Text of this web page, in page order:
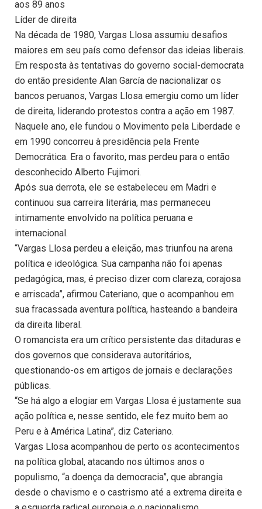
aos 89 anos
Líder de direita
Na década de 1980, Vargas Llosa assumiu desafios
maiores em seu país como defensor das ideias liberais.
Em resposta às tentativas do governo social-democrata
do então presidente Alan García de nacionalizar os
bancos peruanos, Vargas Llosa emergiu como um líder
de direita, liderando protestos contra a ação em 1987.
Naquele ano, ele fundou o Movimento pela Liberdade e
em 1990 concorreu à presidência pela Frente
Democrática. Era o favorito, mas perdeu para o então
desconhecido Alberto Fujimori.
Após sua derrota, ele se estabeleceu em Madri e
continuou sua carreira literária, mas permaneceu
intimamente envolvido na política peruana e
internacional.
“Vargas Llosa perdeu a eleição, mas triunfou na arena
política e ideológica. Sua campanha não foi apenas
pedagógica, mas, é preciso dizer com clareza, corajosa
e arriscada”, afirmou Cateriano, que o acompanhou em
sua fracassada aventura política, hasteando a bandeira
da direita liberal.
O romancista era um crítico persistente das ditaduras e
dos governos que considerava autoritários,
questionando-os em artigos de jornais e declarações
públicas.
“Se há algo a elogiar em Vargas Llosa é justamente sua
ação política e, nesse sentido, ele fez muito bem ao
Peru e à América Latina”, diz Cateriano.
Vargas Llosa acompanhou de perto os acontecimentos
na política global, atacando nos últimos anos o
populismo, “a doença da democracia”, que abrangia
desde o chavismo e o castrismo até a extrema direita e